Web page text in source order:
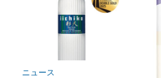
ニュース